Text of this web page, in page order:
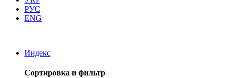
РУС
ENG
Индекс
Сортировка и фильтр